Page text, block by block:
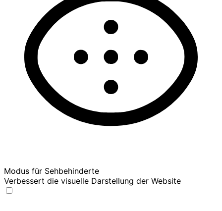
Modus für Sehbehinderte
Verbessert die visuelle Darstellung der Website